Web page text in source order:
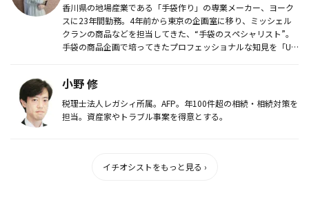
香川県の地場産業である「手袋作り」の専業メーカー、ヨーク
スに23年間勤務。4年前から東京の企画室に移り、ミッシェル
クランの商品などを担当してきた、“手袋のスペシャリスト”。
手袋の商品企画で培ってきたプロフェッショナルな知見を「UV
小野 修
税理士法人レガシィ所属。AFP。年100件超の相続・相続対策を
担当。資産家やトラブル事案を得意とする。
イチオシストをもっと見る ›